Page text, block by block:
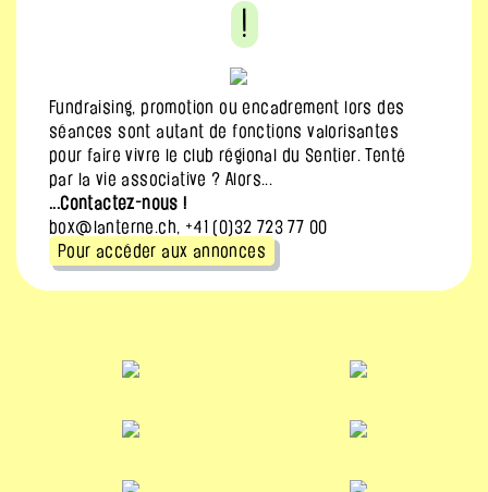
!
Fundraising, promotion ou encadrement lors des
séances sont autant de fonctions valorisantes
pour faire vivre le club régional du Sentier. Tenté
par la vie associative ? Alors...
...Contactez-nous !
box@lanterne.ch, +41 (0)32 723 77 00
Pour accéder aux annonces